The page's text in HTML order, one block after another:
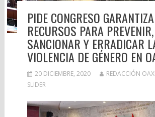
PIDE CONGRESO
RECURSOS PARA PREVENIR,
SANCIONAR Y ERRADICAR
VIOLENCIA DE GÉNERO EN
20 DICIEMBRE, 2020
REDACCIÓN
SLIDER